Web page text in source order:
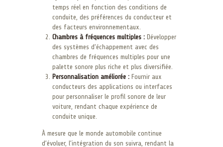
temps réel en fonction des conditions de
conduite, des préférences du conducteur et
des facteurs environnementaux.
Chambres à fréquences multiples : Développer
des systèmes d’échappement avec des
chambres de fréquences multiples pour une
palette sonore plus riche et plus diversifiée.
Personnalisation améliorée : Fournir aux
conducteurs des applications ou interfaces
pour personnaliser le profil sonore de leur
voiture, rendant chaque expérience de
conduite unique.
À mesure que le monde automobile continue
d’évoluer, l’intégration du son suivra, rendant la